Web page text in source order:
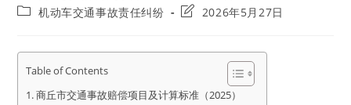
author:
published:
Post机动车交通事故责任纠纷
Post2026年5月27日
Table of Contents
商丘市交通事故赔偿项目及计算标准（2025）